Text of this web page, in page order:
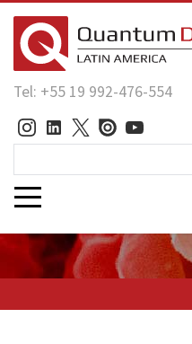
Tel: +55 19 992-476-554